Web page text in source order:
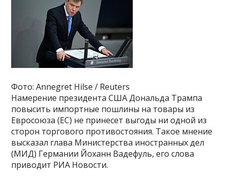
Фото: Annegret Hilse / Reuters
Намерение президента США Дональда Трампа
повысить импортные пошлины на товары из
Евросоюза (ЕС) не принесет выгоды ни одной из
сторон торгового противостояния. Такое мнение
высказал глава Министерства иностранных дел
(МИД) Германии Йоханн Вадефуль, его слова
приводит РИА Новости.